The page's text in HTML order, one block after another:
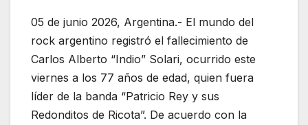
05 de junio 2026, Argentina.- El mundo del
rock argentino registró el fallecimiento de
Carlos Alberto “Indio” Solari, ocurrido este
viernes a los 77 años de edad, quien fuera
líder de la banda “Patricio Rey y sus
Redonditos de Ricota”. De acuerdo con la